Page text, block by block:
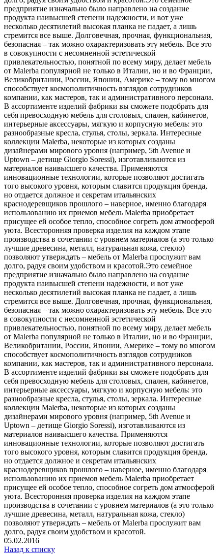
предприятие изначально было направлено на создание
продукта наивысшей степени надежности, и вот уже
несколько десятилетий высокая планка не падает, а лишь
стремится все выше. Долговечная, прочная, функциональная,
безопасная – так можно охарактеризовать эту мебель. Все это
в совокупности с несомненной эстетической
привлекательностью, понятной по всему миру, делает мебель
от Malerba популярной не только в Италии, но и во Франции,
Великобритании, России, Японии, Америке – тому во многом
способствует космополитичность взглядов сотрудников
компании, как мастеров, так и административного персонала.
В ассортименте изделий фабрики вы сможете подобрать для
себя превосходную мебель для столовых, спален, кабинетов,
интерьерные аксессуары, мягкую и корпусную мебель: это
разнообразные кресла, стулья, столы, зеркала. Интересные
коллекции Malerba, некоторые из которых созданы
дизайнерами мирового уровня (например, 5th Avenue и
Uptown – детище Giorgio Soressi), изготавливаются из
материалов наивысшего качества. Применяются
инновационные технологии, которые позволяют достигать
того высокого уровня, которым славится продукция бренда,
но отдается должное и секретам итальянских
краснодеревщиков прошлого – наверное, именно благодаря
использованию их приемов мебель Malerba приобретает
присущее ей особое тепло, способное согреть дом атмосферой
уюта. Всесторонняя проверка изделия на каждом этапе
производства в сочетании с уровнем материалов (а это только
лучшие древесина, металл, натуральная кожа, стекло)
позволяют утверждать – мебель от Malerba прослужит вам
долго, радуя своим удобством и красотой.Это семейное
предприятие изначально было направлено на создание
продукта наивысшей степени надежности, и вот уже
несколько десятилетий высокая планка не падает, а лишь
стремится все выше. Долговечная, прочная, функциональная,
безопасная – так можно охарактеризовать эту мебель. Все это
в совокупности с несомненной эстетической
привлекательностью, понятной по всему миру, делает мебель
от Malerba популярной не только в Италии, но и во Франции,
Великобритании, России, Японии, Америке – тому во многом
способствует космополитичность взглядов сотрудников
компании, как мастеров, так и административного персонала.
В ассортименте изделий фабрики вы сможете подобрать для
себя превосходную мебель для столовых, спален, кабинетов,
интерьерные аксессуары, мягкую и корпусную мебель: это
разнообразные кресла, стулья, столы, зеркала. Интересные
коллекции Malerba, некоторые из которых созданы
дизайнерами мирового уровня (например, 5th Avenue и
Uptown – детище Giorgio Soressi), изготавливаются из
материалов наивысшего качества. Применяются
инновационные технологии, которые позволяют достигать
того высокого уровня, которым славится продукция бренда,
но отдается должное и секретам итальянских
краснодеревщиков прошлого – наверное, именно благодаря
использованию их приемов мебель Malerba приобретает
присущее ей особое тепло, способное согреть дом атмосферой
уюта. Всесторонняя проверка изделия на каждом этапе
производства в сочетании с уровнем материалов (а это только
лучшие древесина, металл, натуральная кожа, стекло)
позволяют утверждать – мебель от Malerba прослужит вам
долго, радуя своим удобством и красотой.
05.02.2016
Назад к списку